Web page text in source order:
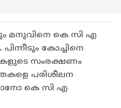
മനുവിനെ കെ സി എ
കോച്ചിനെ
സംരക്ഷണം
പരിശീലന
കെ സി എ